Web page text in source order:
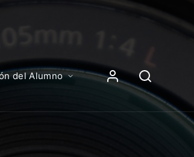
del Alumno
Contenidos,
Sesión
introducir el mismo usuario y contraseña